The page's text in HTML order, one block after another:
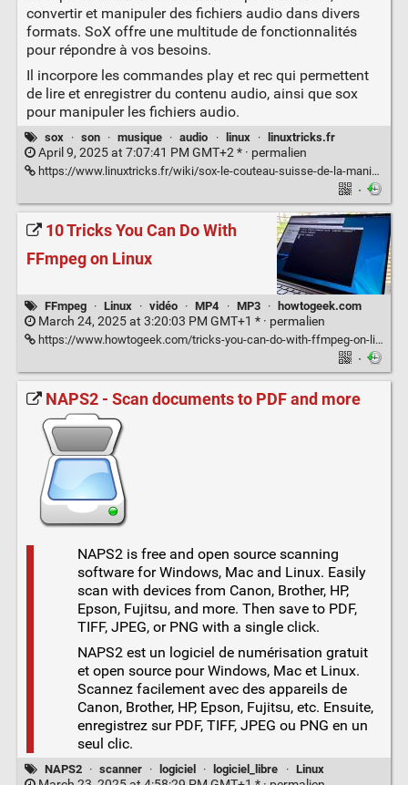
convertir et manipuler des fichiers audio dans divers
formats. SoX offre une multitude de fonctionnalités
pour répondre à vos besoins.
Il incorpore les commandes play et rec qui permettent
de lire et enregistrer du contenu audio, ainsi que sox
pour manipuler les fichiers audio.
sox · son · musique · audio · linux · linuxtricks.fr
April 9, 2025 at 7:07:41 PM GMT+2 * · permalien
https://www.linuxtricks.fr/wiki/sox-le-couteau-suisse-de-la-manipulation-audio
·
10 Tricks You Can Do With
FFmpeg on Linux
FFmpeg · Linux · vidéo · MP4 · MP3 · howtogeek.com
March 24, 2025 at 3:20:03 PM GMT+1 * · permalien
https://www.howtogeek.com/tricks-you-can-do-with-ffmpeg-on-linux/
·
NAPS2 - Scan documents to PDF and more
NAPS2 is free and open source scanning
software for Windows, Mac and Linux. Easily
scan with devices from Canon, Brother, HP,
Epson, Fujitsu, and more. Then save to PDF,
TIFF, JPEG, or PNG with a single click.
NAPS2 est un logiciel de numérisation gratuit
et open source pour Windows, Mac et Linux.
Scannez facilement avec des appareils de
Canon, Brother, HP, Epson, Fujitsu, etc. Ensuite,
enregistrez sur PDF, TIFF, JPEG ou PNG en un
seul clic.
NAPS2 · scanner · logiciel · logiciel_libre · Linux